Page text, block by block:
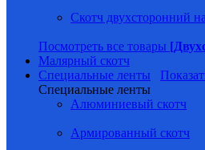
Скотч двухсторонний
Посмотреть все товары
Малярный скотч
Специальные ленты
Специальные ленты
Алюминиевый скотч
Армированный скотч